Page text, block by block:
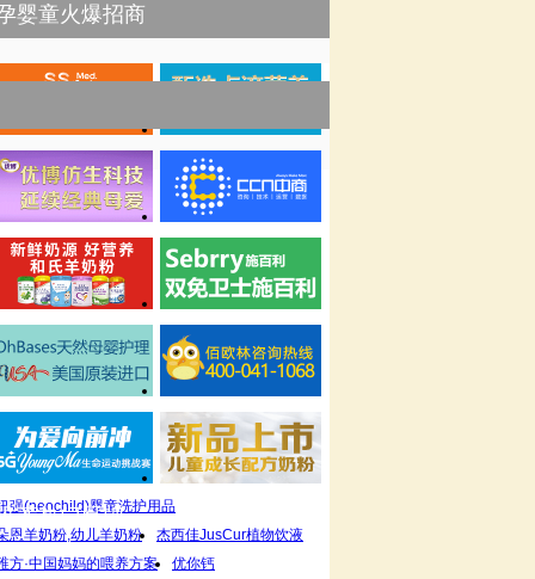
婴童火爆招商
荐热门品牌
强(neochild)婴童洗护用品
恩羊奶粉,幼儿羊奶粉
杰西佳JusCur植物饮液
方·中国妈妈的喂养方案
优你钙